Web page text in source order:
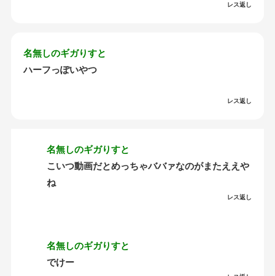
レス返し
名無しのギガりすと
ハーフっぽいやつ
レス返し
名無しのギガりすと
こいつ動画だとめっちゃババァなのがまたええや
ね
レス返し
名無しのギガりすと
でけー